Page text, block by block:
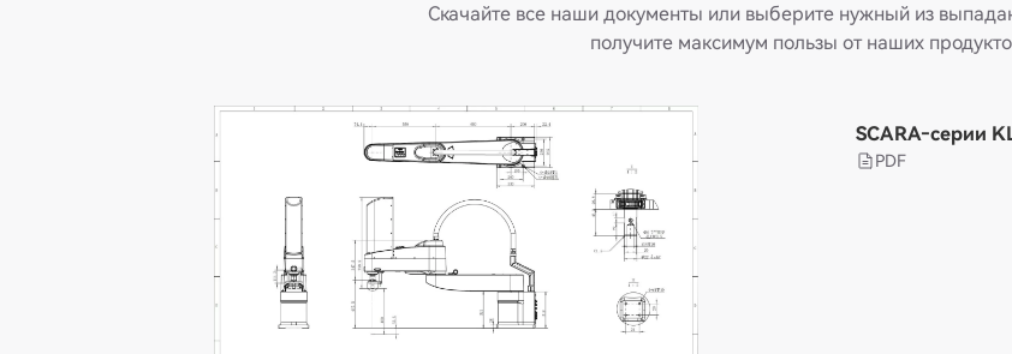
Скачайте все наши документы или выберите нужный из
получите максимум пользы от наших
SCARA‑серии
PDF